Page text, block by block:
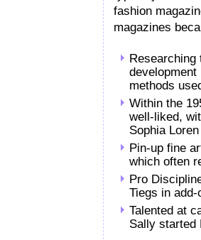
fashion
magazines
methods
Within the
well-liked,
Sophia
Pin-up fine
which often
Pro
Tiegs in
Talented at
Sally started